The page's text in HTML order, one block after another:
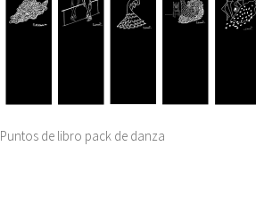
Puntos de libro pack de danza